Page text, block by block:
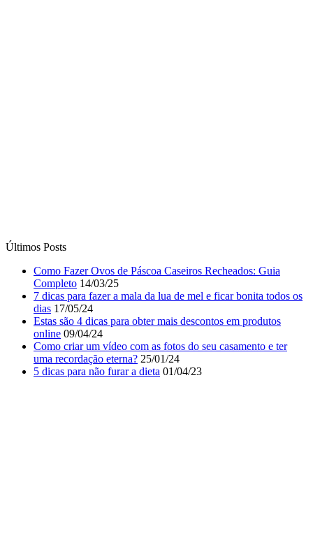
Últimos Posts
Como Fazer Ovos de Páscoa Caseiros Recheados: Guia
Completo 14/03/25
7 dicas para fazer a mala da lua de mel e ficar bonita todos os
dias 17/05/24
Estas são 4 dicas para obter mais descontos em produtos
online 09/04/24
Como criar um vídeo com as fotos do seu casamento e ter
uma recordação eterna? 25/01/24
5 dicas para não furar a dieta 01/04/23